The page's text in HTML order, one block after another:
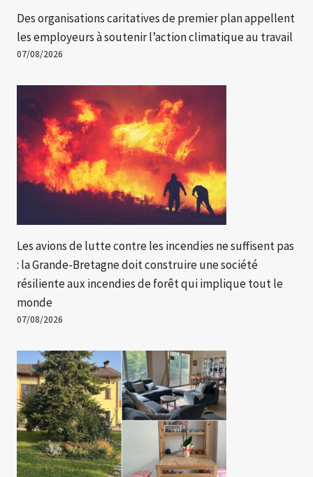
Des organisations caritatives de premier plan appellent
les employeurs à soutenir l’action climatique au travail
07/08/2026
Les avions de lutte contre les incendies ne suffisent pas
: la Grande-Bretagne doit construire une société
résiliente aux incendies de forêt qui implique tout le
monde
07/08/2026